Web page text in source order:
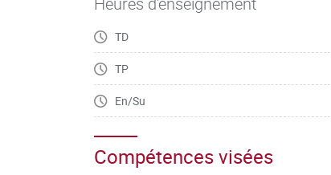
TD
TP
En/Su
Compétences visées